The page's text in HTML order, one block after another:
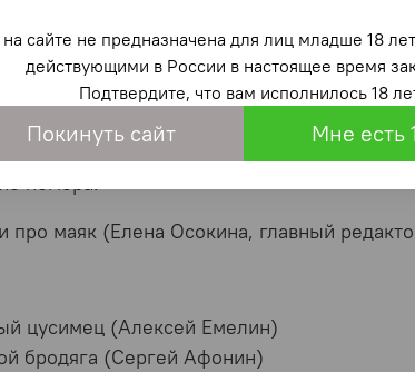
регатах показала, что в России есть
лодка? Она нужна для простых в
И мы делаем журнал для людей,
читать и узнавать о таких же
номера:
про маяк (Елена Осокина, главный
цусимец (Алексей Емелин)
бродяга (Сергей Афонин)
сайте не предназначена для лиц младше 18
действующими в России в настоящее время
Подтвердите, что вам исполнилось 18
Покинуть сайт Мне есть